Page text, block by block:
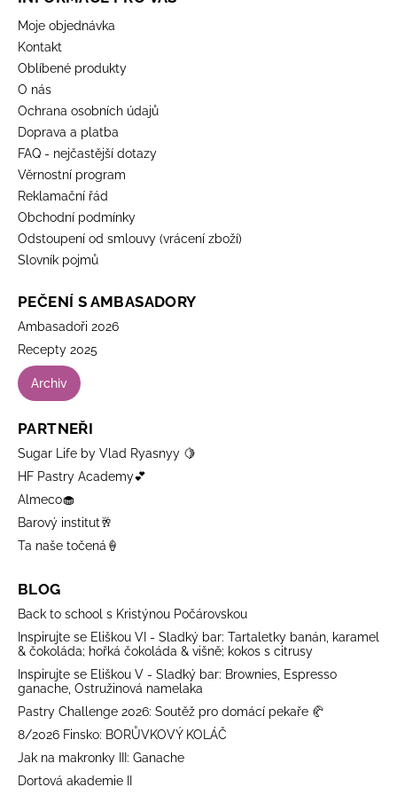
Moje objednávka
Kontakt
Oblíbené produkty
O nás
Ochrana osobních údajů
Doprava a platba
FAQ - nejčastější dotazy
Věrnostní program
Reklamační řád
Obchodní podmínky
Odstoupení od smlouvy (vrácení zboží)
Slovník pojmů
PEČENÍ S AMBASADORY
Ambasadoři 2026
Recepty 2025
Archiv
PARTNEŘI
Sugar Life by Vlad Ryasnyy 🍋
HF Pastry Academy💕
Almeco🧁
Barový institut🥂
Ta naše točená🍦
BLOG
Back to school s Kristýnou Počárovskou
Inspirujte se Eliškou VI - Sladký bar: Tartaletky banán, karamel
& čokoláda; hořká čokoláda & višně; kokos s citrusy
Inspirujte se Eliškou V - Sladký bar: Brownies, Espresso
ganache, Ostružinová namelaka
Pastry Challenge 2026: Soutěž pro domácí pekaře 🥐
8/2026 Finsko: BORŮVKOVÝ KOLÁČ
Jak na makronky III: Ganache
Dortová akademie II